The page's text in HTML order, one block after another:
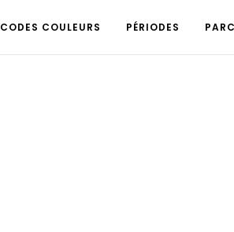
CODES COULEURS PÉRIODES